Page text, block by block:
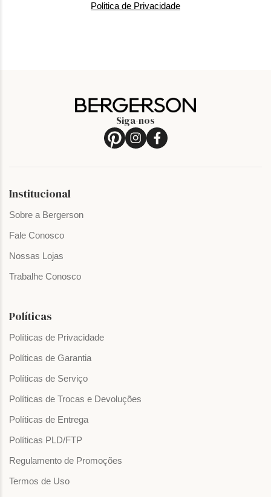
Politica de Privacidade
Siga-nos
Institucional
Sobre a Bergerson
Fale Conosco
Nossas Lojas
Trabalhe Conosco
Políticas
Políticas de Privacidade
Políticas de Garantia
Políticas de Serviço
Políticas de Trocas e Devoluções
Políticas de Entrega
Políticas PLD/FTP
Regulamento de Promoções
Termos de Uso